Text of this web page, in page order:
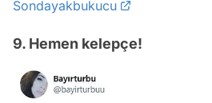
Sondayakbukucu
9. Hemen kelepçe!